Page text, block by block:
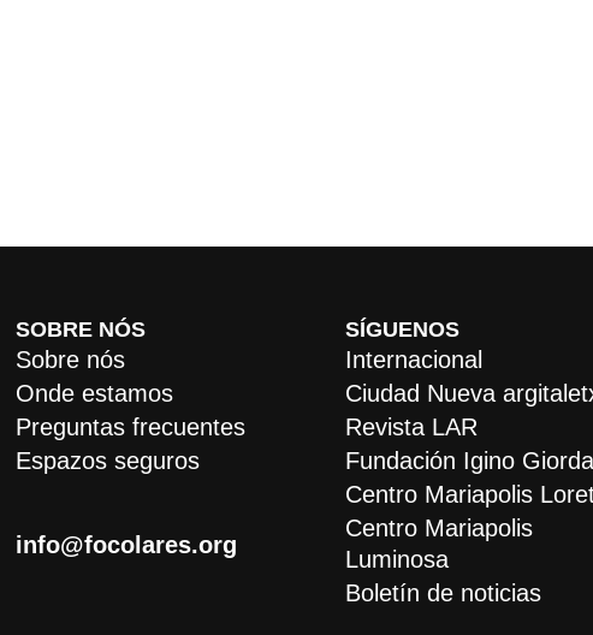
SOBRE NÓS
Sobre nós
Onde estamos
Preguntas frecuentes
Espazos seguros
info@focolares.org
SÍGUENOS
Internacional
Ciudad Nueva
Revista LAR
Fundación Igino
Centro Mariapolis
Centro Mariapolis
Luminosa
Boletín de noticias